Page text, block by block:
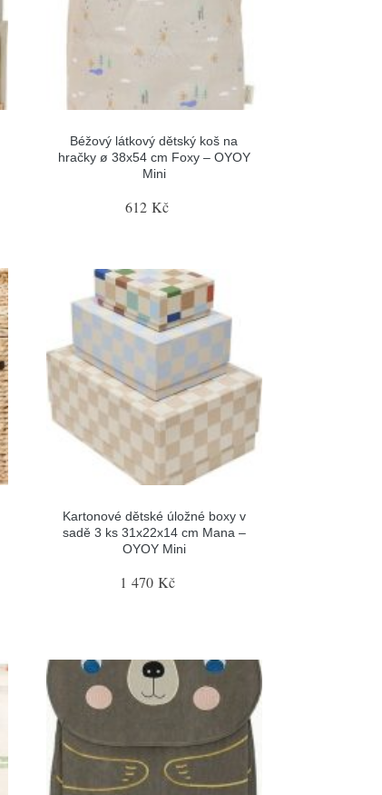
Béžový látkový dětský koš na
hračky ø 38x54 cm Foxy – OYOY
Mini
612 Kč
Kartonové dětské úložné boxy v
sadě 3 ks 31x22x14 cm Mana –
OYOY Mini
1 470 Kč